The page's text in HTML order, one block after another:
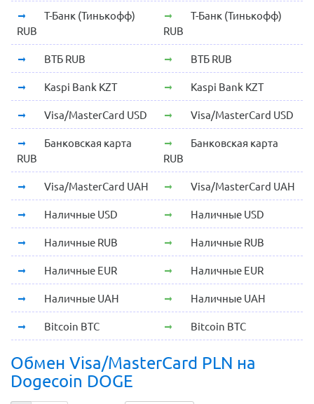
Т-Банк (Тинькофф)
RUB
Т-Банк (Тинькофф)
RUB
ВТБ RUB ВТБ RUB
Kaspi Bank KZT Kaspi Bank KZT
Visa/MasterCard USD Visa/MasterCard USD
Банковская карта
RUB
Банковская карта
RUB
Visa/MasterCard UAH Visa/MasterCard UAH
Наличные USD Наличные USD
Наличные RUB Наличные RUB
Наличные EUR Наличные EUR
Наличные UAH Наличные UAH
Bitcoin BTC Bitcoin BTC
Обмен Visa/MasterCard PLN на
Dogecoin DOGE